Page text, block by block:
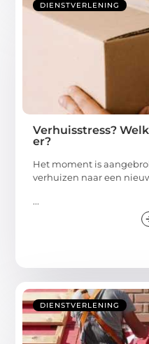
DIENSTVERLENING
Verhuisstress?
er?
Het moment is
verhuizen naar een
...
DIENSTVERLENING